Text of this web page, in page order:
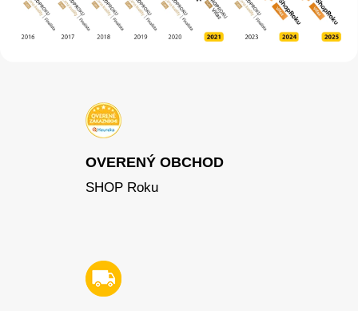
OVERENÝ OBCHOD
SHOP Roku